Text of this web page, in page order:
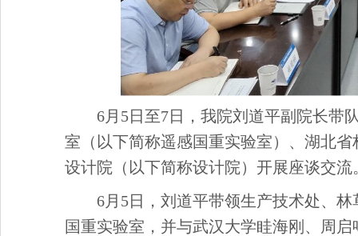
6月5日 至7日，我院刘道平副院长带
室（以下简称遥感国重实验室）、湖北
设计院（以下简称设计院）开展座谈交流
6月 5日，刘道平带领生产技术处、
国重实验室，并与武汉大学眭海刚、周